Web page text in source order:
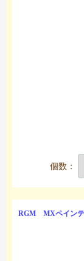
個数：
RGM MXペインテ